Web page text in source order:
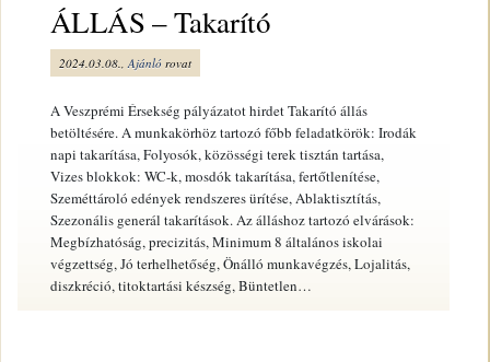
ÁLLÁS – Takarító
2024.03.08., Ajánló rovat
A Veszprémi Érsekség pályázatot hirdet Takarító állás
betöltésére. A munkakörhöz tartozó főbb feladatkörök: Irodák
napi takarítása, Folyosók, közösségi terek tisztán tartása,
Vizes blokkok: WC-k, mosdók takarítása, fertőtlenítése,
Szeméttároló edények rendszeres ürítése, Ablaktisztítás,
Szezonális generál takarítások. Az álláshoz tartozó elvárások:
Megbízhatóság, precizitás, Minimum 8 általános iskolai
végzettség, Jó terhelhetőség, Önálló munkavégzés, Lojalitás,
diszkréció, titoktartási készség, Büntetlen…